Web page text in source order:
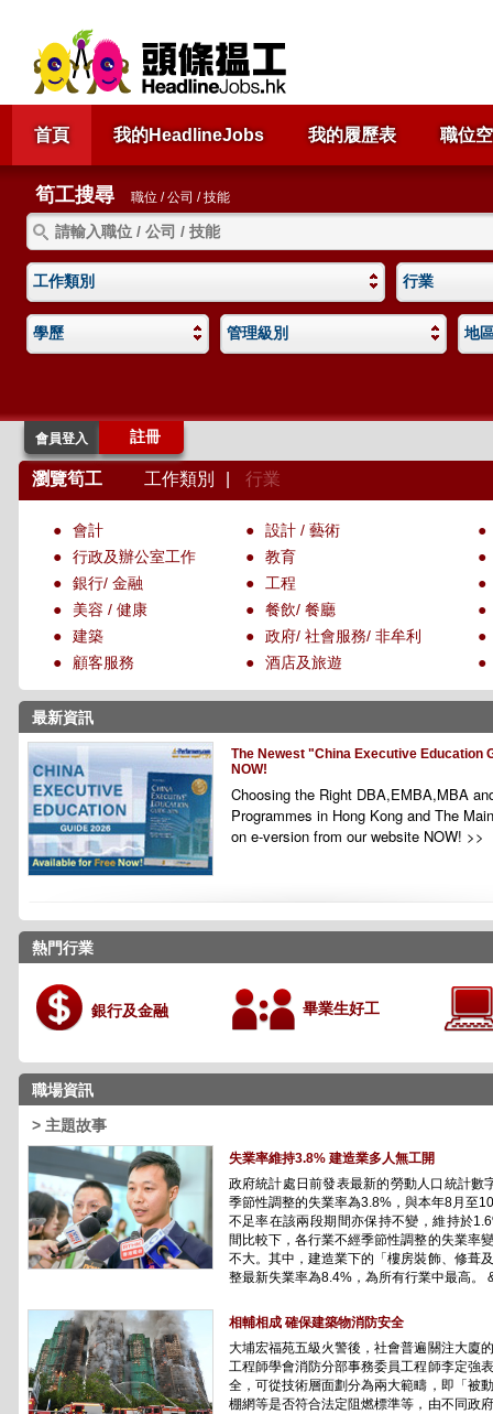
首頁 我的HeadlineJobs 我的履歷表 職位
筍工搜尋 職位 / 公司 / 技能
工作類別 行業
學歷 管理級別 地
會員登入 註冊
瀏覽筍工 工作類別 行業
●
會計
●
行政及辦公室工作
●
銀行/ 金融
●
美容 / 健康
●
建築
●
顧客服務
●
設計 / 藝術
●
教育
●
工程
●
餐飲/ 餐廳
●
政府/ 社會服務/ 非牟利
●
酒店及旅遊
●
●
●
●
●
●
最新資訊
The Newest "China Executive Education
NOW!
Choosing the Right DBA,EMBA,MBA
Programmes in Hong Kong and The
on e-version from our website NOW! >>
熱門行業
銀行及金融 畢業生好工
職場資訊
> 主題故事
失業率維持3.8% 建造業多人無工開
政府統計處日前發表最新的勞動人口統計數
季節性調整的失業率為3.8%，與本年8月至
不足率在該兩段期間亦保持不變，維持於
間比較下，各行業不經季節性調整的失業率
不大。其中，建造業下的「樓房裝飾、修葺
整最新失業率為8.4%，為所有行業中最高。
相輔相成 確保建築物消防安全
大埔宏福苑五級火警後，社會普遍關注大廈
工程師學會消防分部事務委員工程師李定強
全，可從技術層面劃分為兩大範疇，即「被
棚網等是否符合法定阻燃標準等，由不同政